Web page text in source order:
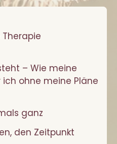
– Wie meine
ohne meine Pläne
ganz
den Zeitpunkt